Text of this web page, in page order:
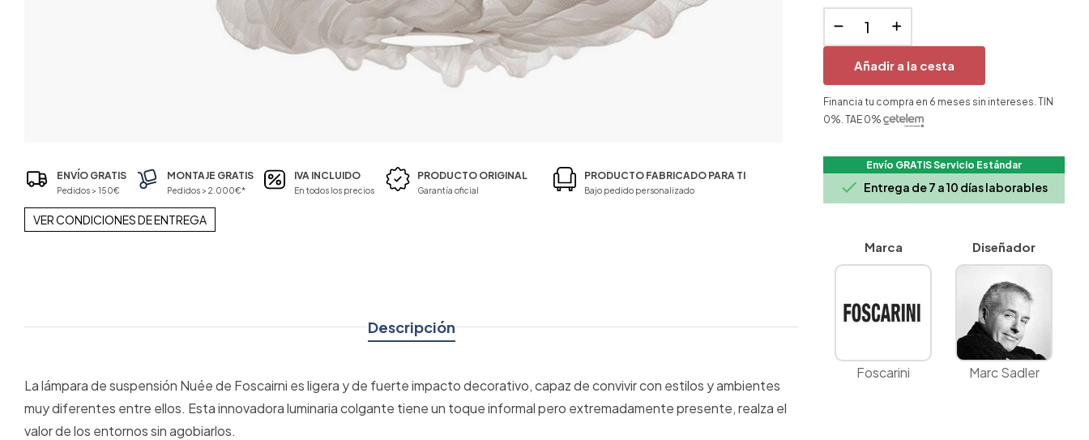
ENVÍO GRATIS
Pedidos > 150€
MONTAJE GRATIS
Pedidos > 2.000€*
IVA INCLUIDO
En todos los precios
PRODUCTO ORIGINAL
Garantía oficial
PRODUCTO FABRICADO PARA TI
Bajo pedido personalizado
VER CONDICIONES DE ENTREGA
Descripción
La lámpara de suspensión Nuée de Foscairni es ligera y de fuerte impacto decorativo, capaz de convivir con estilos y ambientes
muy diferentes entre ellos. Esta innovadora luminaria colgante tiene un toque informal pero extremadamente presente, realza el
valor de los entornos sin agobiarlos.
Añadir a la cesta
Financia tu compra en 6 meses sin intereses. TIN
0%. TAE 0%
Envío GRATIS Servicio Estándar
 Entrega de 7 a 10 días laborables
Marca
Foscarini
Diseñador
Marc Sadler